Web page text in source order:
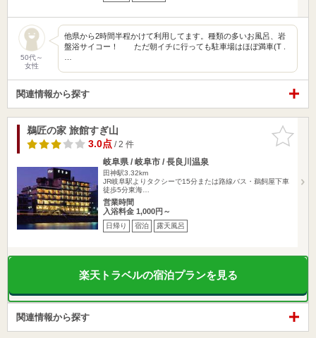
50代～
女性
他県から2時間半程かけて利用してます。種類の多いお風呂、岩
盤浴サイコー！ ただ朝イチに行っても駐車場はほぼ満車(T .
関連情報から探す
お気に入
りに追加
鵜匠の家 旅館すぎ山
3.0点/ 2 件
岐阜県 / 岐阜市 / 長良川温泉
田神駅3.32km
JR岐阜駅よりタクシーで15分または路線バス・鵜飼屋下車
徒歩5分東海…
営業時間
入浴料金 1,000円～
日帰り 宿泊 露天風呂
楽天トラベルの宿泊プランを見る
関連情報から探す